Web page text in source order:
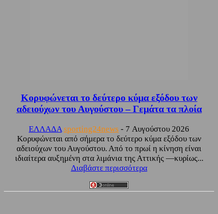
Κορυφώνεται το δεύτερο κύμα εξόδου των
αδειούχων του Αυγούστου – Γεμάτα τα πλοία
ΕΛΛΑΔΑ sporting24news - 7 Αυγούστου 2026
Κορυφώνεται από σήμερα το δεύτερο κύμα εξόδου των
αδειούχων του Αυγούστου. Από το πρωί η κίνηση είναι
ιδιαίτερα αυξημένη στα λιμάνια της Αττικής —κυρίως...
Διαβάστε περισσότερα